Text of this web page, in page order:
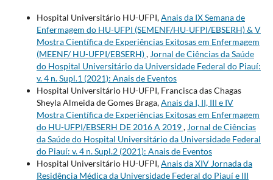
Hospital Universitário HU-UFPI,Anais da IX Semana de
Enfermagem do HU-UFPI (SEMENF/HU-UFPI/EBSERH) & V
Mostra Científica de Experiências Exitosas em Enfermagem
(MEENF/ HU-UFPI/EBSERH), Jornal de Ciências da Saúde
do Hospital Universitário da Universidade Federal do Piauí:
v. 4 n. Supl.1 (2021): Anais de Eventos
Hospital Universitário HU-UFPI, Francisca das Chagas
Sheyla Almeida de Gomes Braga,Anais da I, II, III e IV
Mostra Científica de Experiências Exitosas em Enfermagem
do HU-UFPI/EBSERH DE 2016 A 2019, Jornal de Ciências
da Saúde do Hospital Universitário da Universidade Federal
do Piauí: v. 4 n. Supl.2 (2021): Anais de Eventos
Hospital Universitário HU-UFPI,Anais da XIV Jornada da
Residência Médica da Universidade Federal do Piauí e III